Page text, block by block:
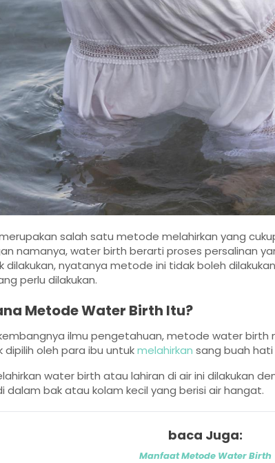
salah satu metode melahirkan yang
namanya, water birth berarti proses persalinan
dilakukan, nyatanya metode ini tidak boleh
perlu dilakukan.
Metode Water Birth Itu?
ilmu pengetahuan, metode water
dipilih oleh para ibu untukmelahirkan sang buah hati
water birth atau lahiran di air ini dilakukan
dalam bak atau kolam kecil yang berisi air hangat.
baca Juga:
Manfaat Metode Water Birth